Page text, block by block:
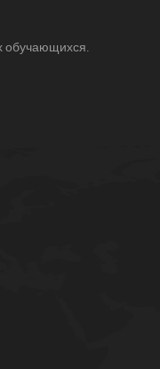
обучающихся.